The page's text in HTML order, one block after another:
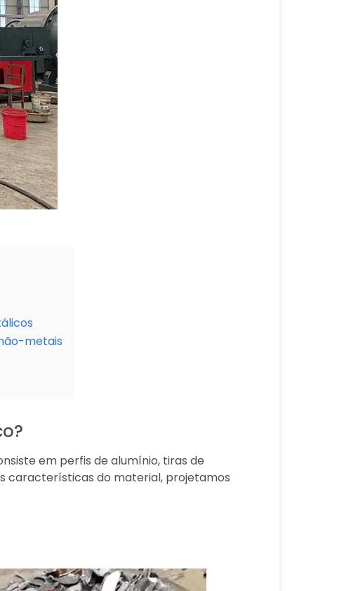
metais
em perfis de alumínio, tiras de
características do material, projetamos